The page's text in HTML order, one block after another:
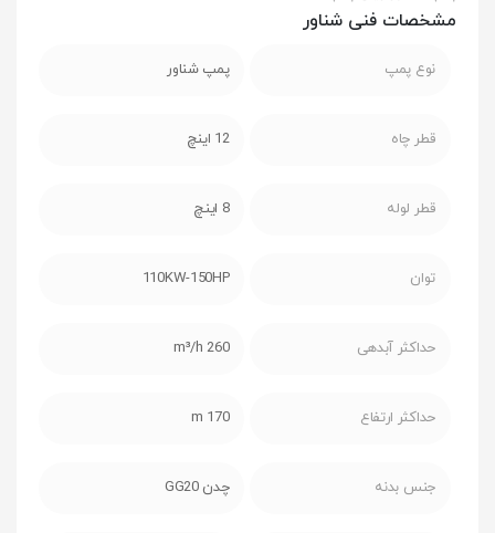
مشخصات فنی شناور
نوع پمپ پمپ شناور
قطر چاه 12 اینچ
قطر لوله 8 اینچ
توان 110KW-150HP
حداکثر آبدهی 260 m³/h
حداکثر ارتفاع 170 m
جنس بدنه چدن GG20